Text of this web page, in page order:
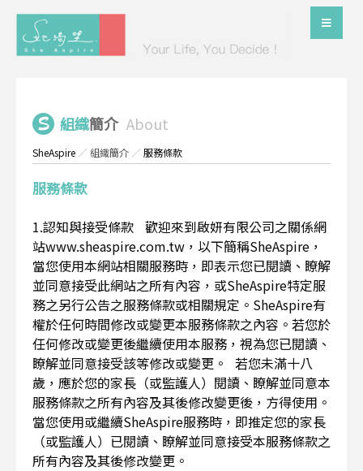
組織簡介 About
SheAspire ／組織簡介 ／服務條款
服務條款
1.認知與接受條款 歡迎來到啟妍有限公司之關係網
站www.sheaspire.com.tw，以下簡稱SheAspire，
當您使用本網站相關服務時，即表示您已閱讀、瞭解
並同意接受此網站之所有內容，或SheAspire特定服
務之另行公告之服務條款或相關規定。SheAspire有
權於任何時間修改或變更本服務條款之內容。若您於
任何修改或變更後繼續使用本服務，視為您已閱讀、
瞭解並同意接受該等修改或變更。 若您未滿十八
歲，應於您的家長（或監護人）閱讀、瞭解並同意本
服務條款之所有內容及其後修改變更後，方得使用。
當您使用或繼續SheAspire服務時，即推定您的家長
（或監護人）已閱讀、瞭解並同意接受本服務條款之
所有內容及其後修改變更。